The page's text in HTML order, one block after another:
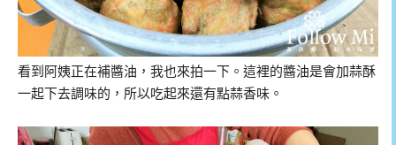
看到阿姨正在補醬油，我也來拍一下。這裡的醬油是會加蒜酥
一起下去調味的，所以吃起來還有點蒜香味。